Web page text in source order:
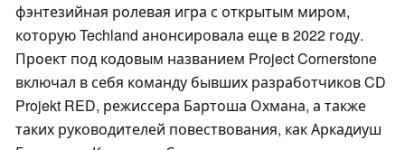
фэнтезийная ролевая игра с открытым миром,
которую Techland анонсировала еще в 2022 году.
Проект под кодовым названием Project Cornerstone
включал в себя команду бывших разработчиков CD
Projekt RED, режиссера Бартоша Охмана, а также
таких руководителей повествования, как Аркадиуш